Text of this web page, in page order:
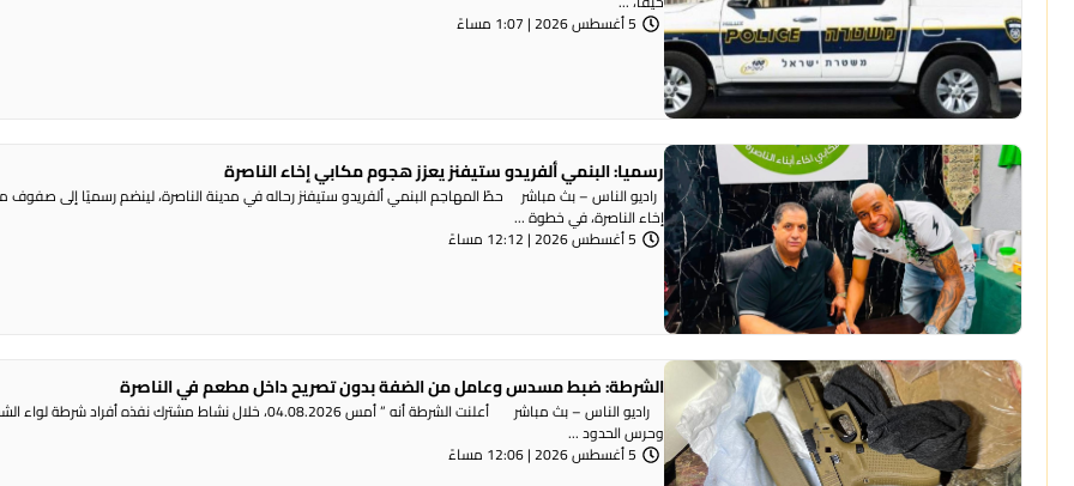
5 أغسطس 2026 | 1:07 مساءً
رسميا: البنمي ألفريدو ستيفنز يعزز هجوم مكابي إخاء الناصرة
راديو الناس – بث مباشر حطّ المهاجم البنمي ألفريدو ستيفنز رحاله في مدينة الناصرة، لينضم رسميًا إلى صفوف
إخاء الناصرة، في خطوة ...
5 أغسطس 2026 | 12:12 مساءً
الشرطة: ضبط مسدس وعامل من الضفة بدون تصريح داخل مطعم في الناصرة
راديو الناس – بث مباشر أعلنت الشرطة أنه ” أمس 04.08.2026، خلال نشاط مشترك نفذه أفراد شرطة
وحرس الحدود ...
5 أغسطس 2026 | 12:06 مساءً